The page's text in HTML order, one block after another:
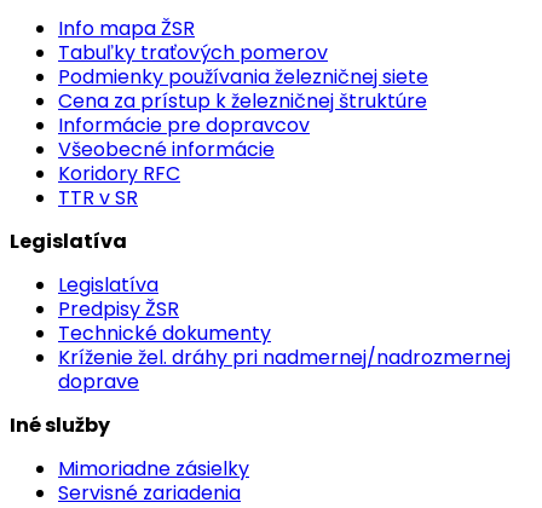
Info mapa ŽSR
Tabuľky traťových pomerov
Podmienky používania železničnej siete
Cena za prístup k železničnej štruktúre
Informácie pre dopravcov
Všeobecné informácie
Koridory RFC
TTR v SR
Legislatíva
Legislatíva
Predpisy ŽSR
Technické dokumenty
Kríženie žel. dráhy pri nadmernej/nadrozmernej
doprave
Iné služby
Mimoriadne zásielky
Servisné zariadenia